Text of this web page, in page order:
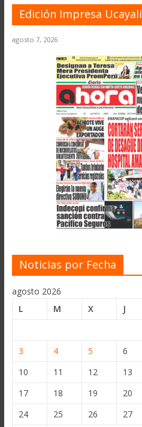
Edición Impresa Ucayali
agosto 7, 2026
Noticias por Fecha
agosto 2026
L
M X J
3
4 5 6
10
11 12 13
17
18 19 20
24
25 26 27